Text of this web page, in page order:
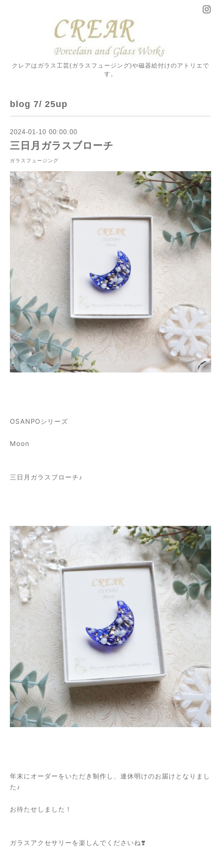
クレアはガラス工芸(ガラスフュージング)や磁器絵付けのアトリエで
す。
blog 7/ 25up
2024-01-10 00:00:00
三日月ガラスブローチ
ガラスフュージング
OSANPOシリーズ
Moon
三日月ガラスブローチ♪
年末にオーダーをいただき制作し、 連休明けのお届けとなりまし
た♪
お待たせしました！
ガラスアクセサリーを楽しんでくださいね❣️